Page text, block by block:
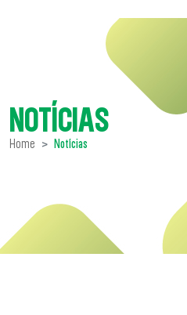
NOTÍCIAS
Home Notícias